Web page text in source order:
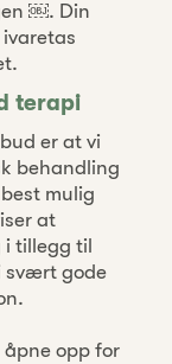
￼. Din
terapi
er at vi
behandling
mulig
at
i tillegg til
svært gode
åpne opp for